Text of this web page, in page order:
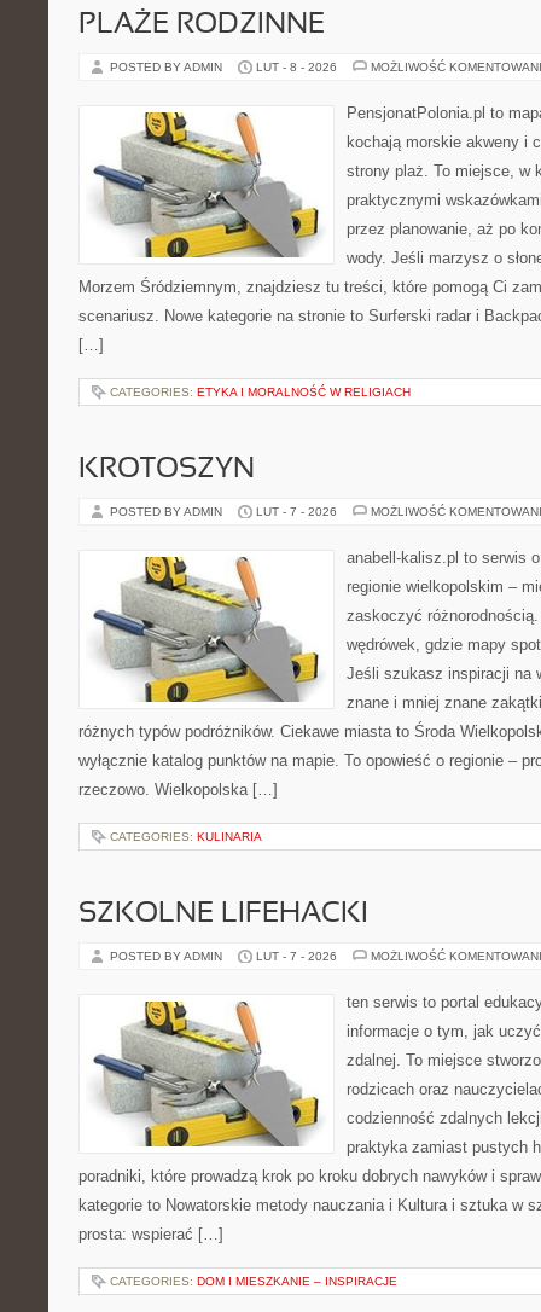
PLAŻE RODZINNE
POSTED BY ADMIN LUT - 8 - 2026 MOŻLIWOŚĆ
PensjonatPolonia.pl to
kochają morskie akweny i
strony plaż. To miejsce, w
praktycznymi
przez planowanie, aż po
wody. Jeśli marzysz o
Morzem Śródziemnym, znajdziesz tu treści, które pomogą Ci
scenariusz. Nowe kategorie na stronie to Surferski radar i
[…]
CATEGORIES: ETYKA I MORALNOŚĆ W RELIGIACH
KROTOSZYN
POSTED BY ADMIN LUT - 7 - 2026 MOŻLIWOŚĆ
anabell-kalisz.pl to serwis
regionie wielkopolskim –
zaskoczyć
wędrówek, gdzie mapy
Jeśli szukasz inspiracji na
znane i mniej znane
różnych typów podróżników. Ciekawe miasta to Środa
wyłącznie katalog punktów na mapie. To opowieść o regionie –
rzeczowo. Wielkopolska […]
CATEGORIES: KULINARIA
SZKOLNE LIFEHACKI
POSTED BY ADMIN LUT - 7 - 2026 MOŻLIWOŚĆ
ten serwis to portal
informacje o tym, jak
zdalnej. To miejsce
rodzicach oraz
codzienność zdalnych
praktyka zamiast pustych
poradniki, które prowadzą krok po kroku dobrych nawyków i
kategorie to Nowatorskie metody nauczania i Kultura i sztuka w
prosta: wspierać […]
CATEGORIES: DOM I MIESZKANIE – INSPIRACJE